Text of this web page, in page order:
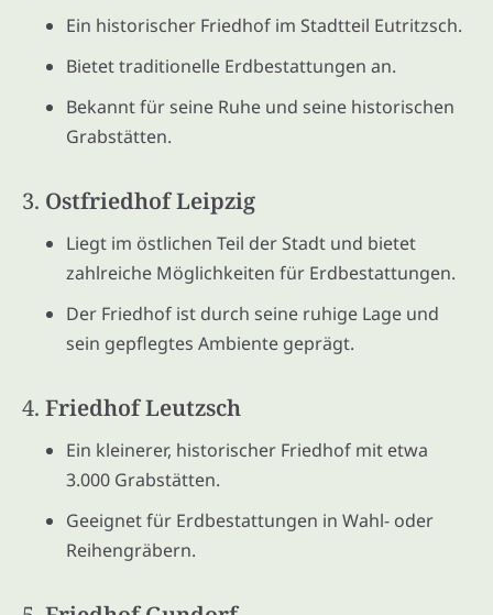
Ein historischer Friedhof im Stadtteil Eutritzsch.
Bietet traditionelle Erdbestattungen an.
Bekannt für seine Ruhe und seine historischen
Grabstätten.
3. Ostfriedhof Leipzig
Liegt im östlichen Teil der Stadt und bietet
zahlreiche Möglichkeiten für Erdbestattungen.
Der Friedhof ist durch seine ruhige Lage und
sein gepflegtes Ambiente geprägt.
4. Friedhof Leutzsch
Ein kleinerer, historischer Friedhof mit etwa
3.000 Grabstätten.
Geeignet für Erdbestattungen in Wahl- oder
Reihengräbern.